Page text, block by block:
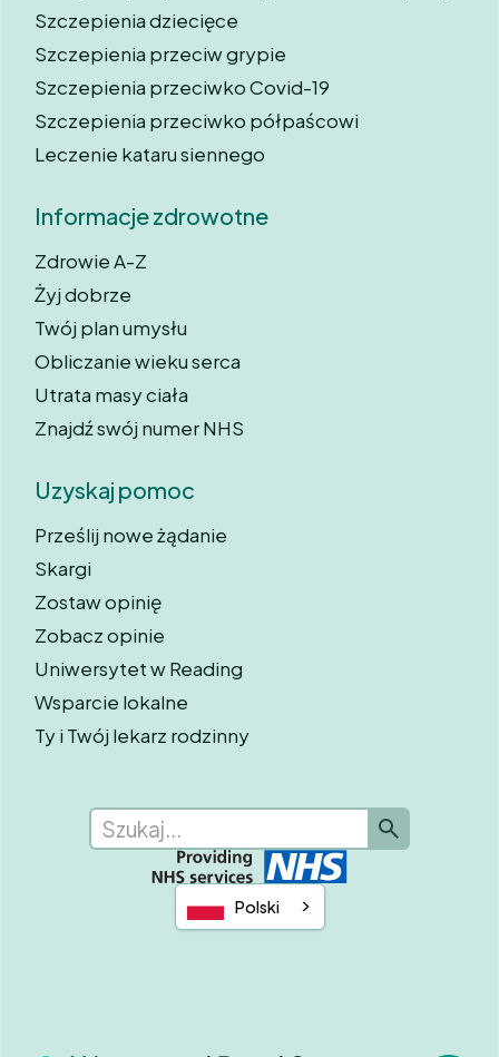
Szczepienia dziecięce
Szczepienia przeciw grypie
Szczepienia przeciwko Covid-19
Szczepienia przeciwko półpaścowi
Leczenie kataru siennego
Informacje zdrowotne
Zdrowie A-Z
Żyj dobrze
Twój plan umysłu
Obliczanie wieku serca
Utrata masy ciała
Znajdź swój numer NHS
Uzyskaj pomoc
Prześlij nowe żądanie
Skargi
Zostaw opinię
Zobacz opinie
Uniwersytet w Reading
Wsparcie lokalne
Ty i Twój lekarz rodzinny
Polski